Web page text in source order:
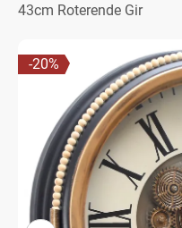
43cm Roterende Gir
20%